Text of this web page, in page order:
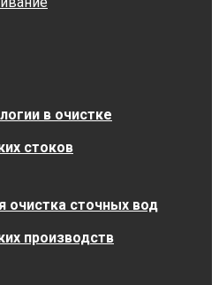
в очистке
стоков
очистка сточных вод
производств